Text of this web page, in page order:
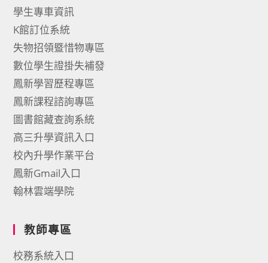
學生專車資訊
K館訂位系統
失物招領暨惜物專區
數位學生證掛失補發
鳳新學習歷程專區
鳳新課程諮詢專區
圖書館藏查詢系統
高三升學資訊入口
校內升學作業平台
鳳新Gmail入口
翰林雲端學院
教師專區
校務系統入口